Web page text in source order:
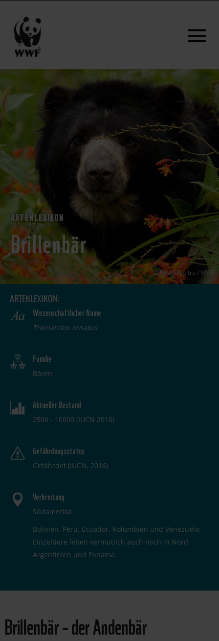
ARTENLEXIKON
Brillenbär
Roland Seitre / WWF
ARTENLEXIKON:
Wissenschaftlicher Name
Tremarctos ornatus
Familie
Bären
Aktueller Bestand
2500 - 10000 (IUCN 2016)
Gefährdungsstatus
Gefährdet (IUCN, 2016)
Verbreitung
Südamerika
Bolivien, Peru, Ecuador, Kolumbien und Venezuela;
Einzeltiere leben vermutlich auch noch in Nord-
Argentinien und Panama
Brillenbär – der Andenbär